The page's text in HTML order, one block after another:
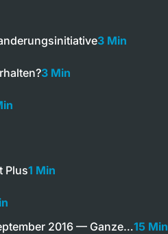
3 Min
3 Min
Plus1 Min
2016 — Ganze…15 Min